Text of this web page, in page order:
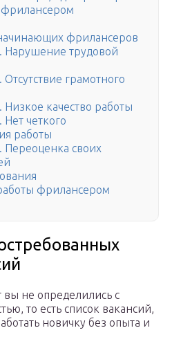
фрилансером
фрилансеров
трудовой
грамотного
качество работы
четкого
работы
своих
фрилансером
не определились с
то есть список вакансий,
новичку без опыта и